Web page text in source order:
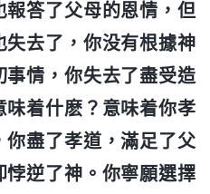
報答了父母的恩情，但
去了，你没有根據神
情，你失去了盡受造
着什麽？意味着你孝
盡了孝道，滿足了父
逆了神。你寧願選擇